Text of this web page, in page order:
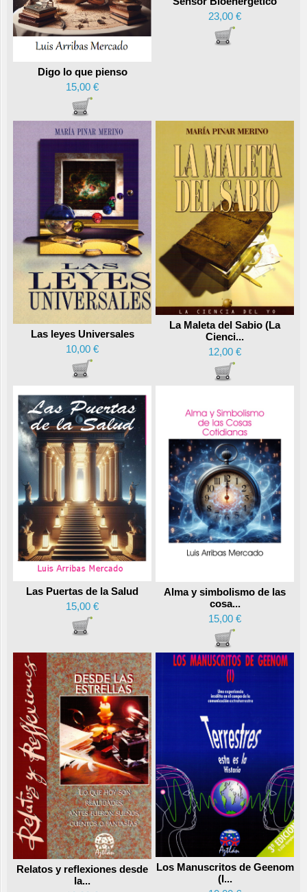
Digo lo que pienso
15,00 €
23,00 €
Las leyes Universales
10,00 €
La Maleta del Sabio (La
Cienci...
12,00 €
Las Puertas de la Salud
15,00 €
Alma y simbolismo de las
cosa...
15,00 €
Relatos y reflexiones desde
la...
Los Manuscritos de Geenom
(I...